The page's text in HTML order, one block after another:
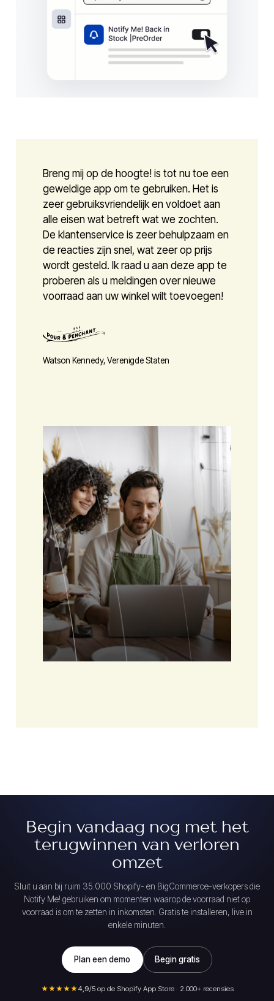
Breng mij op de hoogte! is tot nu toe een
geweldige app om te gebruiken. Het is
zeer gebruiksvriendelijk en voldoet aan
alle eisen wat betreft wat we zochten.
De klantenservice is zeer behulpzaam en
de reacties zijn snel, wat zeer op prijs
wordt gesteld. Ik raad u aan deze app te
proberen als u meldingen over nieuwe
voorraad aan uw winkel wilt toevoegen!
Watson Kennedy, Verenigde Staten
Begin vandaag nog met het
terugwinnen van verloren
omzet
Sluit u aan bij ruim 35.000 Shopify- en BigCommerce-verkopers die
Notify Me! gebruiken om momenten waarop de voorraad niet op
voorraad is om te zetten in inkomsten. Gratis te installeren, live in
enkele minuten.
Plan een demo Begin gratis
★★★★★4,9/5 op de Shopify App Store · 2.000+ recensies